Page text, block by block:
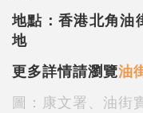
地點：香港北角油
地
更多詳情請瀏覽油
圖：康文署、油街